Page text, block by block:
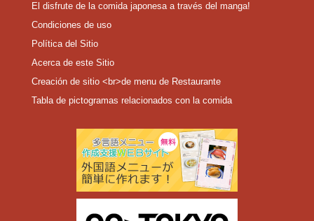
El disfrute de la comida japonesa a través del manga!
Condiciones de uso
Política del Sitio
Acerca de este Sitio
Creación de sitio <br>de menu de Restaurante
Tabla de pictogramas relacionados con la comida